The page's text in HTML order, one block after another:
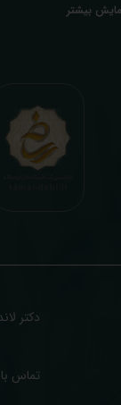
با تایید و مهر
بیمه ها، افزایش تمایل
و شخصی سازی شده)
پیشرفته (دیر و
آنلاین به نتایج هیچ
با درخواست و ارسال
بیشتر
دکتر
تماس با